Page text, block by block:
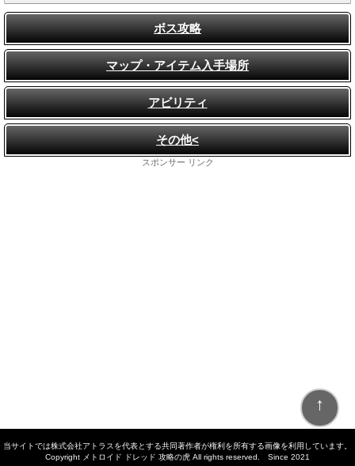
ボス攻略
マップ・アイテム入手場所
アビリティ
その他<
スポンサー リンク
↑
当サイトでは株式会社アトラスを代表とする共同著作者が権利を所有する画像を利用しています。
Copyright メトロイド ドレッド 攻略の虎 All rights reserved. Since 2021